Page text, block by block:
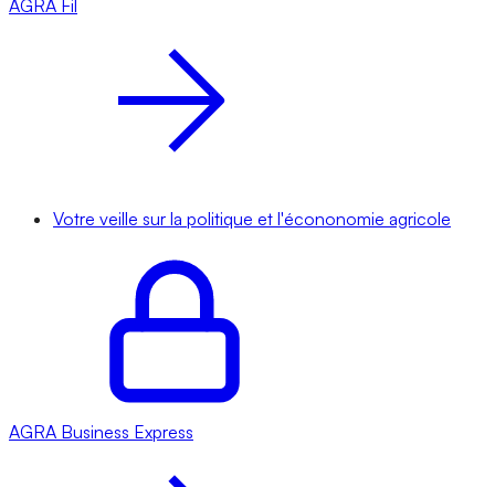
AGRA Fil
Votre veille sur la politique et l'écononomie agricole
AGRA Business Express